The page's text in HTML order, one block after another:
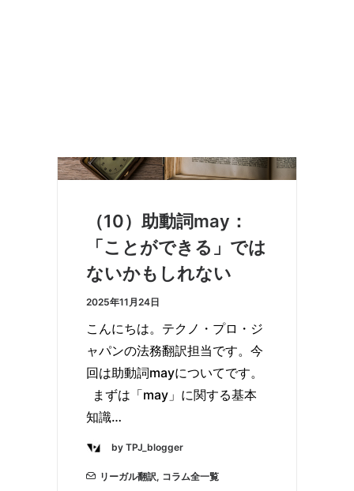
（10）助動詞may：
「ことができる」では
ないかもしれない
2025年11月24日
こんにちは。テクノ・プロ・ジ
ャパンの法務翻訳担当です。今
回は助動詞mayについてです。
まずは「may」に関する基本
知識…
by TPJ_blogger
リーガル翻訳, コラム全一覧